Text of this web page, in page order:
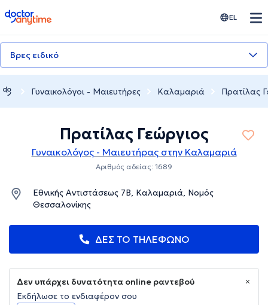
doctoranytime EL
Βρες ειδικό
Γυναικολόγοι - Μαιευτήρες Καλαμαριά Πρατίλας
Πρατίλας Γεώργιος
Γυναικολόγος - Μαιευτήρας στην Καλαμαριά
Αριθμός αδείας: 1689
Εθνικής Αντιστάσεως 7Β, Καλαμαριά, Νομός
Θεσσαλονίκης
ΔΕΣ ΤΟ ΤΗΛΕΦΩΝΟ
Δεν υπάρχει δυνατότητα online ραντεβού
Εκδήλωσε το ενδιαφέρον σου